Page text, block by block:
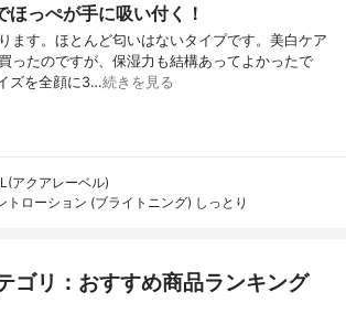
ほっぺが手に吸い付く！
ます。ほとんど匂いはないタイプです。美白ケア
ったのですが、保湿力も結構あってよかったで
ズを全顔に3…続きを見る
アクアレーベル)
トローション (ブライトニング) しっとり
ゴリ：おすすめ商品ランキング